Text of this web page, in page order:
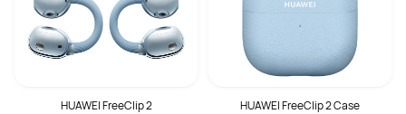
HUAWEI FreeClip 2 HUAWEI FreeClip 2 Case